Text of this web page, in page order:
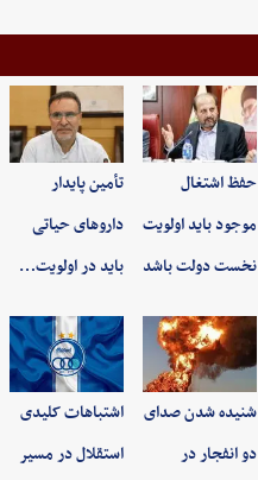
حفظ اشتغال
موجود باید اولویت
نخست دولت باشد
تأمین پایدار
داروهای حیاتی
باید در اولویت…
شنیده شدن صدای
دو انفجار در
اشتباهات کلیدی
استقلال در مسیر